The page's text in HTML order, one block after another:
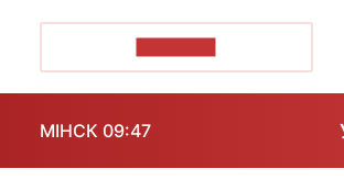
МІНСК 09:47